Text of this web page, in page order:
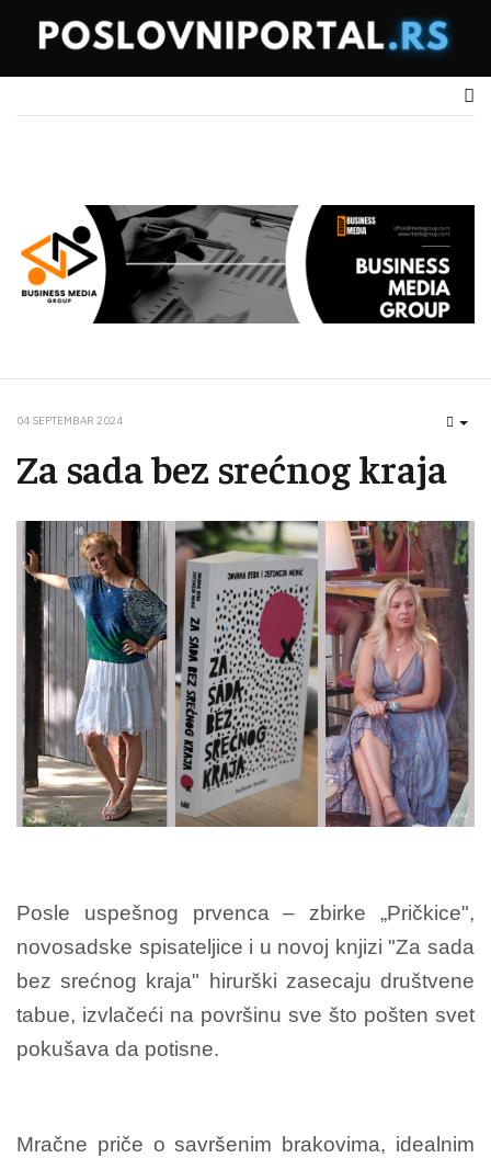
04 SEPTEMBAR 2024
Za sada bez srećnog kraja
Posle uspešnog prvenca – zbirke „Pričkice",
novosadske spisateljice i u novoj knjizi "Za sada
bez srećnog kraja" hirurški zasecaju društvene
tabue, izvlačeći na površinu sve što pošten svet
pokušava da potisne.
Mračne priče o savršenim brakovima, idealnim